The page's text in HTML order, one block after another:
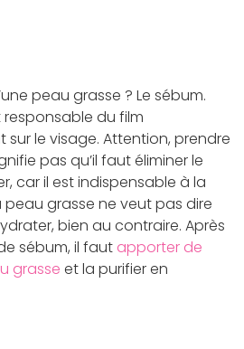
peau grasse ? Le sébum.
responsable du film
le visage. Attention, prendre
pas qu’il faut éliminer le
car il est indispensable à la
peau grasse ne veut pas dire
bien au contraire. Après
sébum, il faut apporter de
grasse et la purifier en